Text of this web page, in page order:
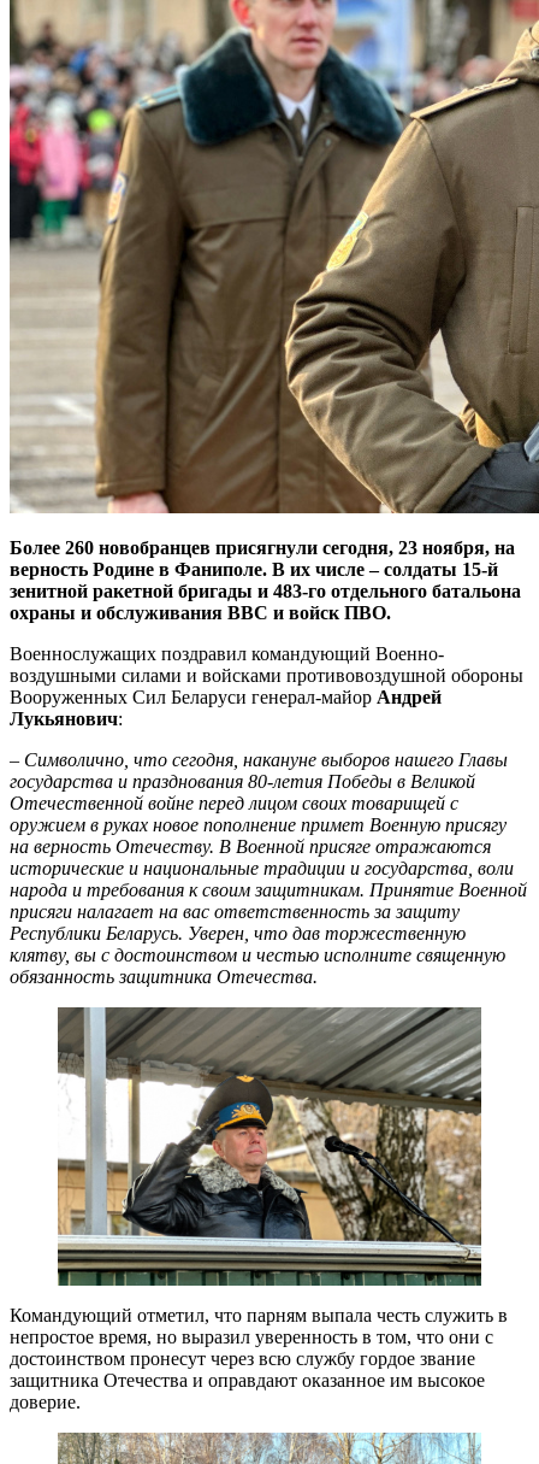
Более 260 новобранцев присягнули сегодня, 23 ноября, на
верность Родине в Фаниполе. В их числе – солдаты 15-й
зенитной ракетной бригады и 483-го отдельного батальона
охраны и обслуживания ВВС и войск ПВО.
Военнослужащих поздравил командующий Военно-
воздушными силами и войсками противовоздушной обороны
Вооруженных Сил Беларуси генерал-майор Андрей
Лукьянович:
– Символично, что сегодня, накануне выборов нашего Главы
государства и празднования 80-летия Победы в Великой
Отечественной войне перед лицом своих товарищей с
оружием в руках новое пополнение примет Военную присягу
на верность Отечеству. В Военной присяге отражаются
исторические и национальные традиции и государства, воли
народа и требования к своим защитникам. Принятие Военной
присяги налагает на вас ответственность за защиту
Республики Беларусь. Уверен, что дав торжественную
клятву, вы с достоинством и честью исполните священную
обязанность защитника Отечества.
Командующий отметил, что парням выпала честь служить в
непростое время, но выразил уверенность в том, что они с
достоинством пронесут через всю службу гордое звание
защитника Отечества и оправдают оказанное им высокое
доверие.